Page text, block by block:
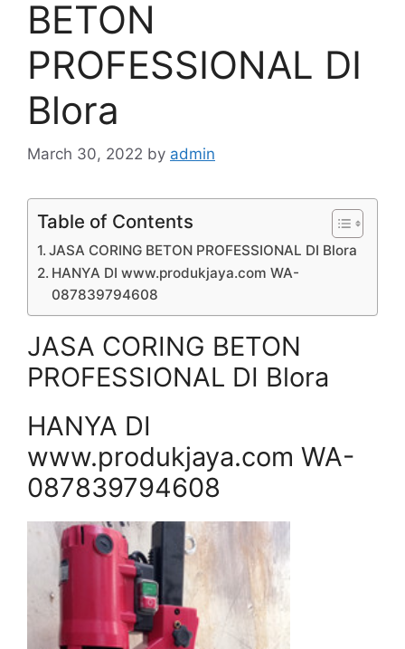
BETON
PROFESSIONAL DI
Blora
March 30, 2022 by admin
Table of Contents
JASA CORING BETON PROFESSIONAL DI Blora
HANYA DI www.produkjaya.com WA-
087839794608
JASA CORING BETON
PROFESSIONAL DI Blora
HANYA DI
www.produkjaya.com WA-
087839794608